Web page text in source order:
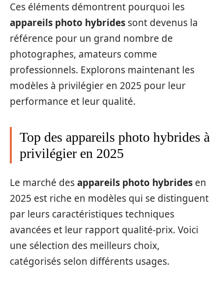
Ces éléments démontrent pourquoi les
appareils photo hybrides sont devenus la
référence pour un grand nombre de
photographes, amateurs comme
professionnels. Explorons maintenant les
modèles à privilégier en 2025 pour leur
performance et leur qualité.
Top des appareils photo hybrides à
privilégier en 2025
Le marché desappareils photo hybrides en
2025 est riche en modèles qui se distinguent
par leurs caractéristiques techniques
avancées et leur rapport qualité-prix. Voici
une sélection des meilleurs choix,
catégorisés selon différents usages.